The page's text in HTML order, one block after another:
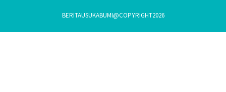
BERITAUSUKABUMI@COPYRIGHT2026